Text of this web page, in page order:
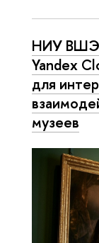
НИУ ВШЭ
Yandex
для
музеев